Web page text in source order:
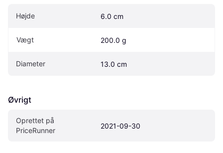
Højde 6.0 cm
Vægt 200.0 g
Diameter 13.0 cm
Øvrigt
Oprettet på
PriceRunner
2021-09-30